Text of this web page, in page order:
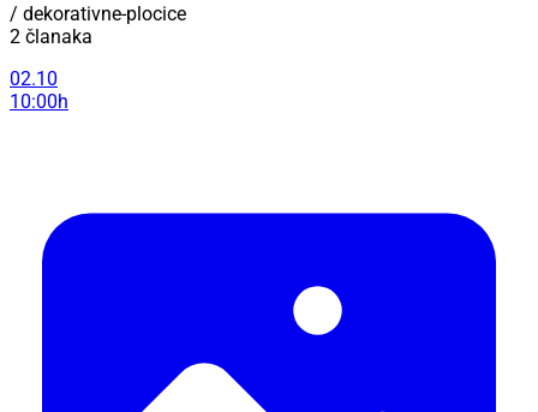
/ dekorativne-plocice
2 članaka
02.10
10:00h